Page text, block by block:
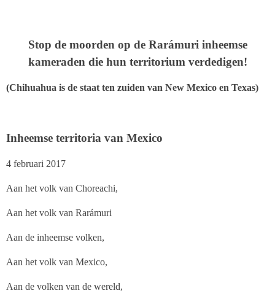
Stop de moorden op de Rarámuri inheemse
kameraden die hun territorium verdedigen!
(Chihuahua is de staat ten zuiden van New Mexico en Texas)
Inheemse territoria van Mexico
4 februari 2017
Aan het volk van Choreachi,
Aan het volk van Rarámuri
Aan de inheemse volken,
Aan het volk van Mexico,
Aan de volken van de wereld,